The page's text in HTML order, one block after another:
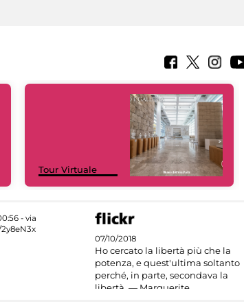
Tour Virtuale
07/10/2018
Ho cercato la libertà più che la
potenza, e quest'ultima soltanto
perché, in parte, secondava la
libertà. — Marguerite